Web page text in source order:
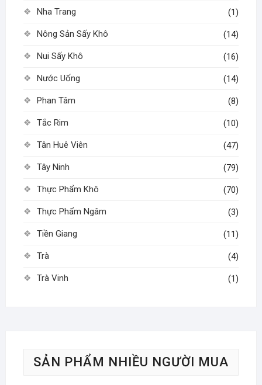
Nha Trang (1)
Nông Sản Sấy Khô (14)
Nui Sấy Khô (16)
Nước Uống (14)
Phan Tâm (8)
Tắc Rim (10)
Tân Huê Viên (47)
Tây Ninh (79)
Thực Phẩm Khô (70)
Thực Phẩm Ngâm (3)
Tiền Giang (11)
Trà (4)
Trà Vinh (1)
SẢN PHẨM NHIỀU NGƯỜI MUA